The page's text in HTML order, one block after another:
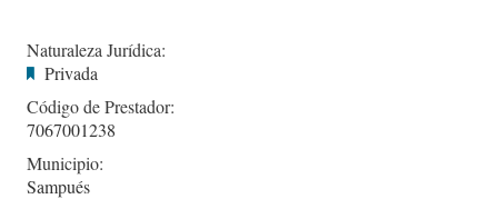
Naturaleza Jurídica:
Privada
Código de Prestador:
7067001238
Municipio:
Sampués